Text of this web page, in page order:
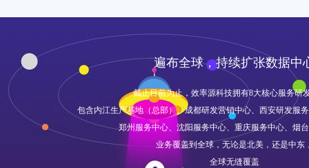
遍布全球，持续扩张数据中
截止目前为止，效率源科技拥有8大核心服务研
包含内江生产基地（总部）、成都研发营销中心、西安研发服
郑州服务中心、沈阳服务中心、重庆服务中心、烟
业务覆盖到全球，无论是北美，还是中东
全球无缝覆盖